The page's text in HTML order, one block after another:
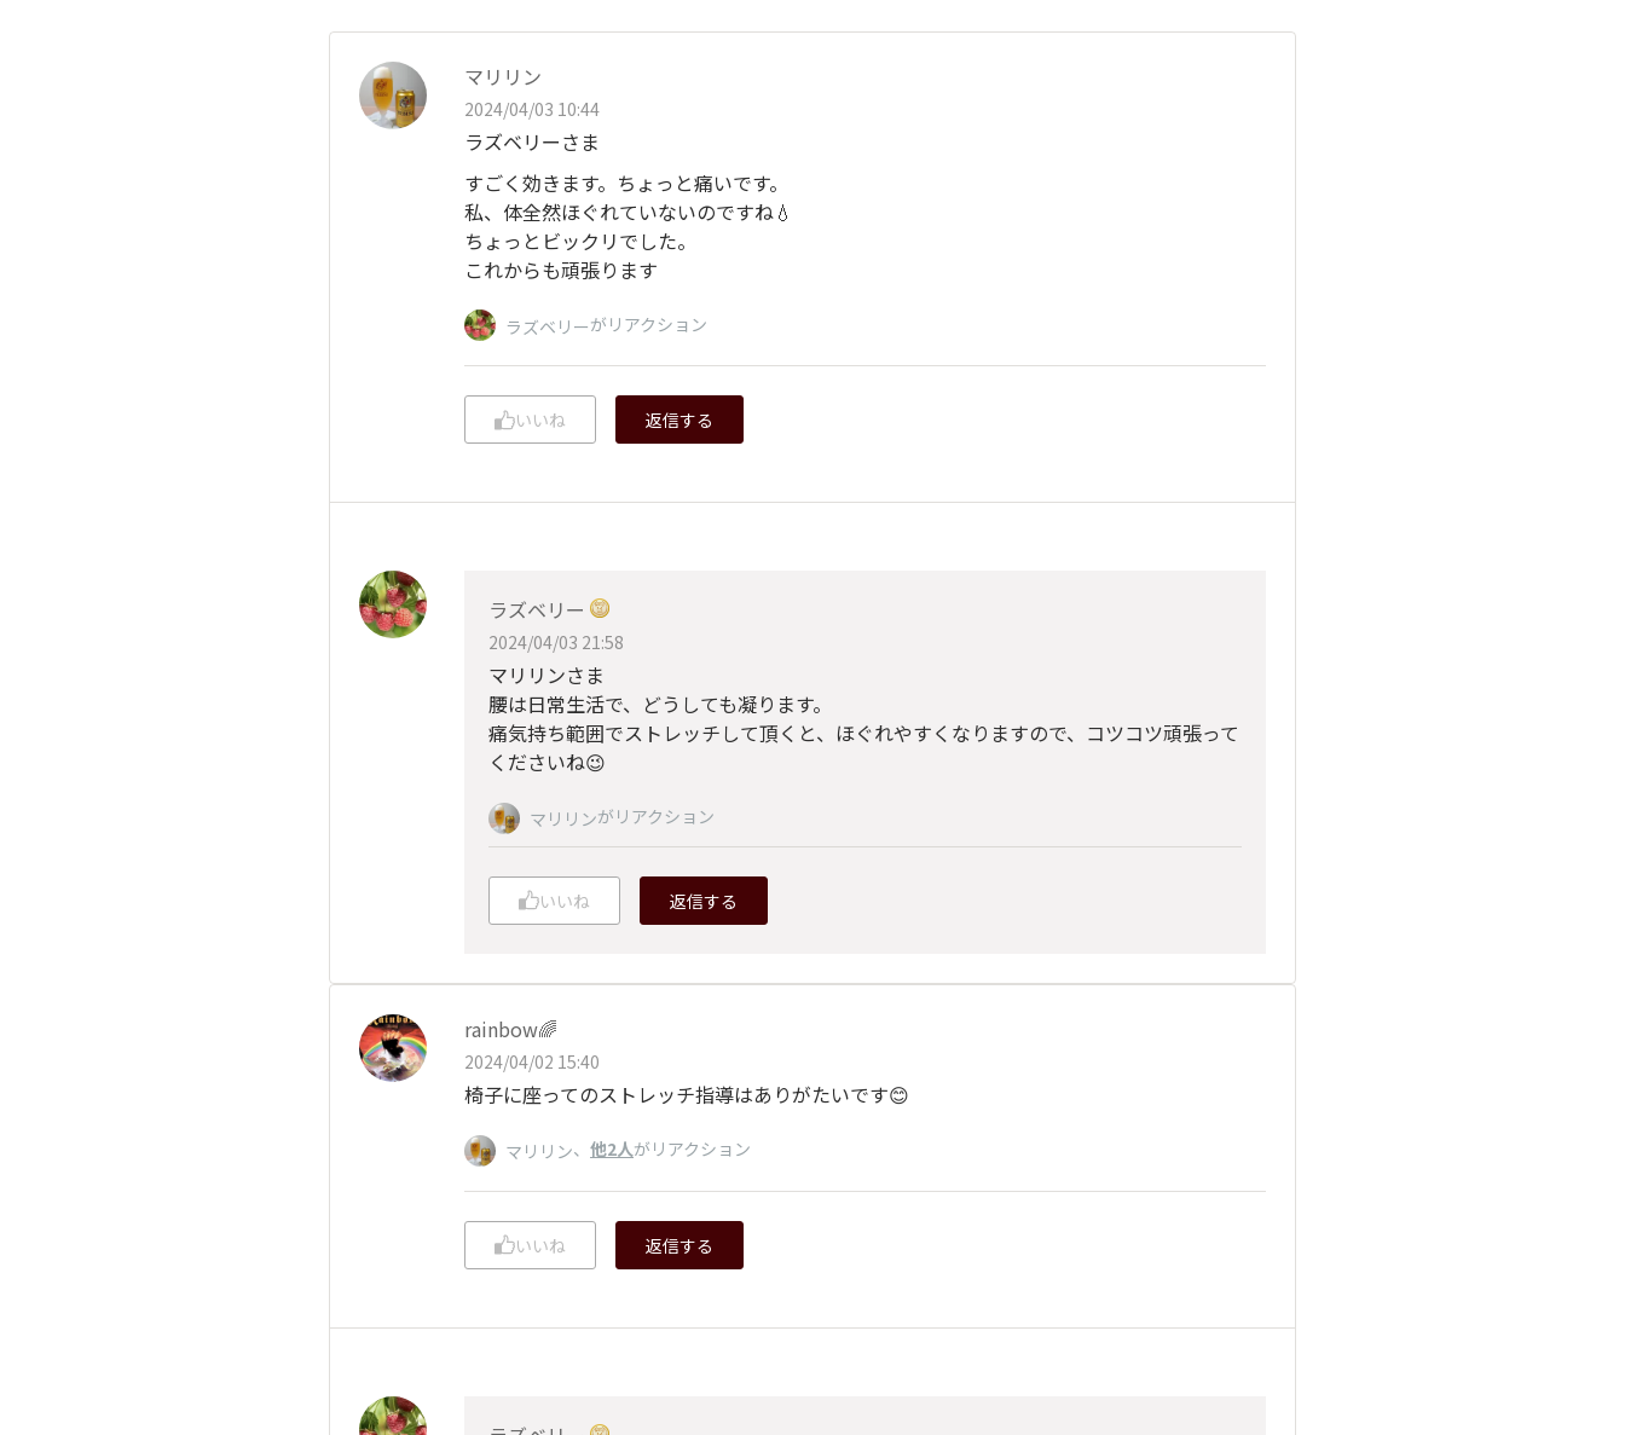
マリリン
2024/04/03 10:44
ラズベリーさま
すごく効きます。ちょっと痛いです。
私、体全然ほぐれていないのですね💧
ちょっとビックリでした。
これからも頑張ります
ラズベリーがリアクション
いいね 返信する
ラズベリー
2024/04/03 21:58
マリリンさま
腰は日常生活で、どうしても凝ります。
痛気持ち範囲でストレッチして頂くと、ほぐれやすくなりますので、コツコツ頑張って
くださいね😉
マリリンがリアクション
いいね 返信する
rainbow🌈
2024/04/02 15:40
椅子に座ってのストレッチ指導はありがたいです😊
マリリン、 他2人がリアクション
いいね 返信する